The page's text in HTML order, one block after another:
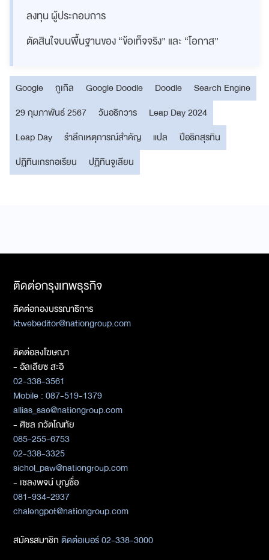
ลงทุน ผู้ประกอบการ
ตัดสินใจบนพื้นฐานของ “ข้อเท็จจริง” และ “โอกาส”
Google กูเกิล Google Doodle Doodle
Search Engine
29 กุมภาพันธ์ 2567
วันอธิกวาร
Leap Day 2024
Leap Day
รำลึกเหตุการณ์สำคัญ แปล
ปีอธิกสุรทิน
ปฏิทินเกรกอเรียน
ปฏิทินจูเลียน
ติดต่อกรุงเทพธุรกิจ
ติดต่อกองบรรณาธิการ
ktwebeditor@nationgroup.com
ติดต่อลงโฆษณา
- อัลเลียซ สะอิ
02-338-3561
Mobile : 087-519-1379
allias_sae@nationgroup.com
- ศิชล ภวัตโณทัย
085-255-6753
02-338-3325
sichol_paw@nationgroup.com
- เชลงพจน์ บุญซื่อ
081-934-2937
chalengpot@nationgroup.com
สมัครสมาชิกติดต่อเบอร์ 02-338-3000